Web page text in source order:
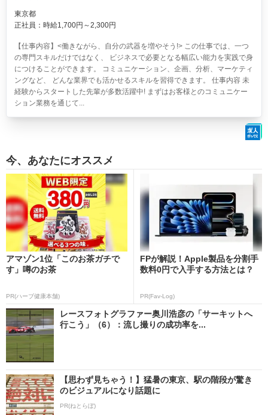
東京都
正社員：時給1,700円～2,300円
【仕事内容】<働きながら、自分の武器を増やそう!> この仕事では、一つ
の専門スキルだけではなく、 ビジネスで必要となる幅広い能力を実践で身
につけることができます。 コミュニケーション、企画、分析、マーケティ
ングなど、 どんな業界でも活かせるスキルを習得できます。 仕事内容 未
経験からスタートした先輩が多数活躍中! まずはお客様とのコミュニケー
ション業務を通じて...
今、あなたにオススメ
アマゾン1位「このお茶ガチで
す」噂のお茶
PR(ハーブ健康本舗)
FPが解説！Apple製品を分割手
数料0円で入手する方法とは？
PR(Fav-Log)
レースフォトグラファー奥川浩彦の「サーキットへ
行こう」（6）：流し撮りの成功率を...
【思わず見ちゃう！】猛暑の東京、駅の階段が驚き
のビジュアルになり話題に
PR(ねとらぼ)